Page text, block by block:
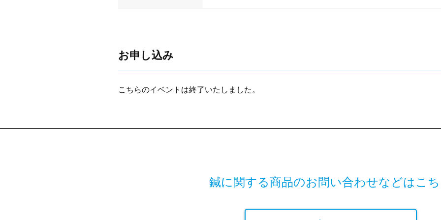
お申し込み
こちらのイベント は終了いたしました。
鍼に関する商品のお問い合わせなどはこ